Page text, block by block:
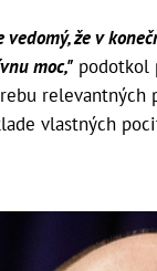
že v
moc," podotkol
relevantných
vlastných